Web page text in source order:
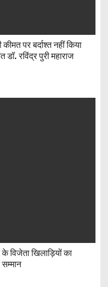
पर बर्दाश्त नहीं किया
डॉ. रविंद्र पुरी महाराज
विजेता खिलाड़ियों का